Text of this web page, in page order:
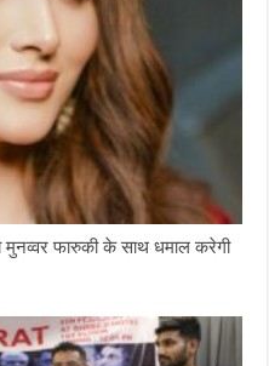
मुनव्वर फारुकी के साथ धमाल करेगी